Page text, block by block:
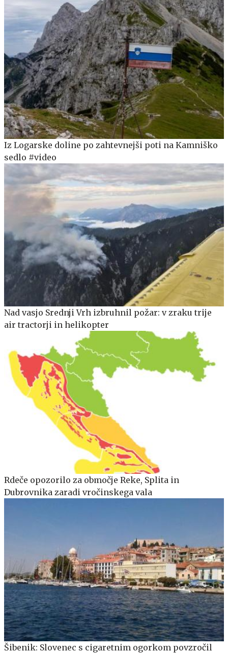
Iz Logarske doline po zahtevnejši poti na Kamniško
sedlo #video
Nad vasjo Srednji Vrh izbruhnil požar: v zraku trije
air tractorji in helikopter
Rdeče opozorilo za območje Reke, Splita in
Dubrovnika zaradi vročinskega vala
Šibenik: Slovenec s cigaretnim ogorkom povzročil